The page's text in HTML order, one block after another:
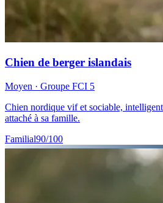
Chien de berger islandais
Moyen · Groupe FCI 5
Chien nordique vif et sociable,
attaché à sa famille.
Familial90/100